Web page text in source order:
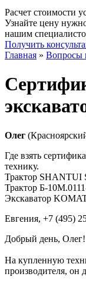
Расчет стоимости
Узнайте цену
нашим
Получить
Главная » Вопросы
Олег
Где взять
технику.
Трактор SHANTUI
Трактор Б-
Экскаватор
Евгения, +7 (495)
Добрый день, Олег!
На купленную
производителя, он